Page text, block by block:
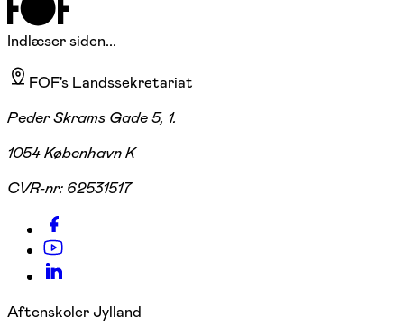
Indlæser siden...
FOF's Landssekretariat
Peder Skrams Gade 5, 1.
1054 København K
CVR-nr: 62531517
Aftenskoler Jylland